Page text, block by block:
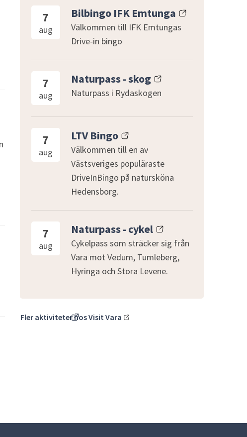
7
aug
Bilbingo IFK Emtunga
Välkommen till IFK Emtungas
Drive-in bingo
7
aug
Naturpass - skog
Naturpass i Rydaskogen
7
aug
LTV Bingo
Välkommen till en av
Västsveriges populäraste
DriveInBingo på natursköna
Hedensborg.
7
aug
Naturpass - cykel
Cykelpass som sträcker sig från
Vara mot Vedum, Tumleberg,
Hyringa och Stora Levene.
Fler aktiviteter hos Visit Vara
(länk till annan webbplats)